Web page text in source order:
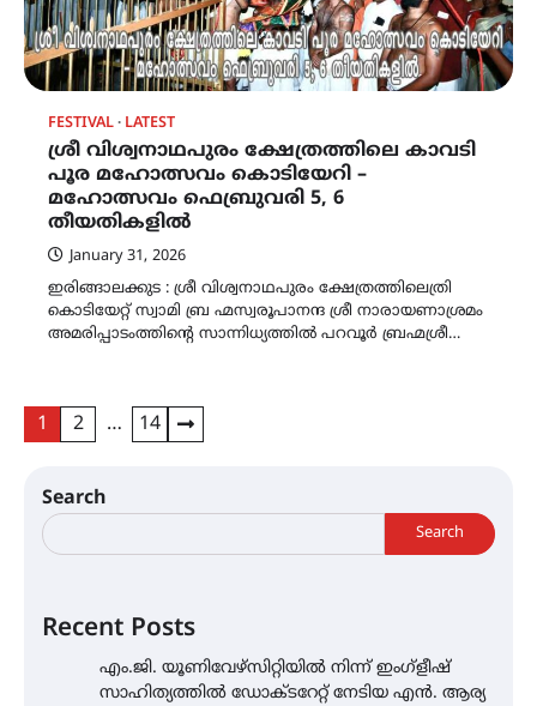
FESTIVAL LATEST
ശ്രീ വിശ്വനാഥപുരം ക്ഷേത്രത്തിലെ കാവടി
പൂര മഹോത്സവം കൊടിയേറി –
മഹോത്സവം ഫെബ്രുവരി 5, 6
തീയതികളിൽ
January 31, 2026
ഇരിങ്ങാലക്കുട : ശ്രീ വിശ്വനാഥപുരം ക്ഷേത്രത്തിലെത്രി
കൊടിയേറ്റ് സ്വാമി ബ്ര ഹ്മസ്വരൂപാനന്ദ ശ്രീ നാരായണാശ്രമം
അമരിപ്പാടംത്തിന്റെ സാന്നിധ്യത്തിൽ പറവൂർ ബ്രഹ്മശ്രീ…
Posts
1 2 … 14
Search
Search
Recent Posts
എം.ജി. യൂണിവേഴ്‌സിറ്റിയിൽ നിന്ന് ഇംഗ്ളീഷ്
സാഹിത്യത്തിൽ ഡോക്ടറേറ്റ് നേടിയ എൻ. ആര്യ